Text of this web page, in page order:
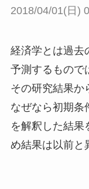
2018/04/01(日)
経済学とは過去
予測するもので
その研究結果か
なぜなら初期条
を解釈した結果
め結果は以前と